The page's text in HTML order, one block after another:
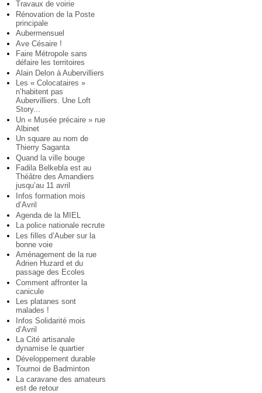
Travaux de voirie
Rénovation de la Poste
principale
Aubermensuel
Ave Césaire !
Faire Métropole sans
défaire les territoires
Alain Delon à Aubervilliers
Les « Colocataires »
n’habitent pas
Aubervilliers. Une Loft
Story...
Un « Musée précaire » rue
Albinet
Un square au nom de
Thierry Saganta
Quand la ville bouge
Fadila Belkebla est au
Théâtre des Amandiers
jusqu’au 11 avril
Infos formation mois
d’Avril
Agenda de la MIEL
La police nationale recrute
Les filles d’Auber sur la
bonne voie
Aménagement de la rue
Adrien Huzard et du
passage des Ecoles
Comment affronter la
canicule
Les platanes sont
malades !
Infos Solidarité mois
d’Avril
La Cité artisanale
dynamise le quartier
Développement durable
Tournoi de Badminton
La caravane des amateurs
est de retour